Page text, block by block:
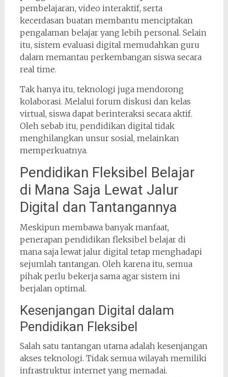
pembelajaran, video interaktif, serta
kecerdasan buatan membantu menciptakan
pengalaman belajar yang lebih personal. Selain
itu, sistem evaluasi digital memudahkan guru
dalam memantau perkembangan siswa secara
real time.
Tak hanya itu, teknologi juga mendorong
kolaborasi. Melalui forum diskusi dan kelas
virtual, siswa dapat berinteraksi secara aktif.
Oleh sebab itu, pendidikan digital tidak
menghilangkan unsur sosial, melainkan
memperkuatnya.
Pendidikan Fleksibel Belajar
di Mana Saja Lewat Jalur
Digital dan Tantangannya
Meskipun membawa banyak manfaat,
penerapan pendidikan fleksibel belajar di
mana saja lewat jalur digital tetap menghadapi
sejumlah tantangan. Oleh karena itu, semua
pihak perlu bekerja sama agar sistem ini
berjalan optimal.
Kesenjangan Digital dalam
Pendidikan Fleksibel
Salah satu tantangan utama adalah kesenjangan
akses teknologi. Tidak semua wilayah memiliki
infrastruktur internet yang memadai.